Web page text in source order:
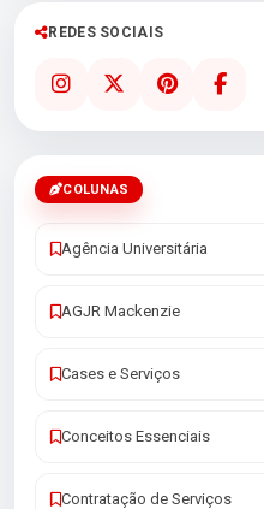
REDES SOCIAIS
COLUNAS
Agência Universitária
AGJR Mackenzie
Cases e Serviços
Conceitos Essenciais
Contratação de Serviços